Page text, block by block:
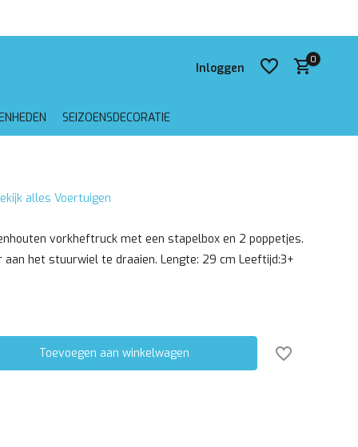
Inloggen
0
SEIZOENSDECORATIE
alles Voertuigen
vorkheftruck met een stapelbox en 2 poppetjes.
aan het stuurwiel te draaien. Lengte: 29 cm Leeftijd:3+
Toevoegen aan winkelwagen